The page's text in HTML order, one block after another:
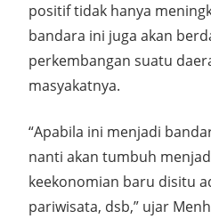
positif tidak hanya
bandara ini juga akan
perkembangan suatu
masyakatnya.
“Apabila ini menjadi
nanti akan tumbuh
keekonomian baru disitu
pariwisata, dsb,” ujar